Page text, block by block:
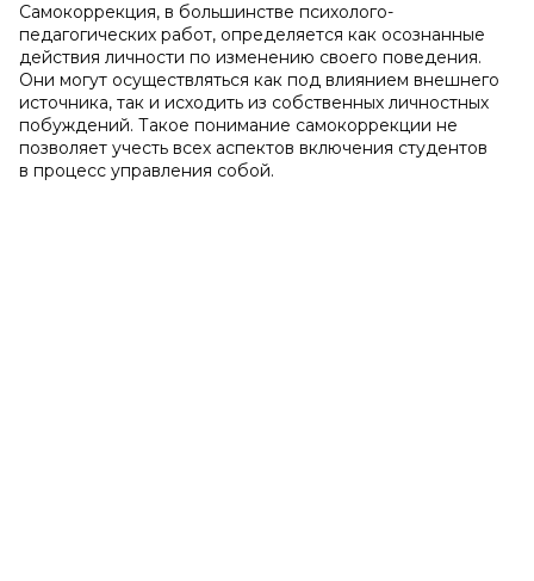
Самокоррекция, в большинстве психолого-
педагогических работ, определяется как осознанные
действия личности по изменению своего поведения.
Они могут осуществляться как под влиянием внешнего
источника, так и исходить из собственных личностных
побуждений. Такое понимание самокоррекции не
позволяет учесть всех аспектов включения студентов
в процесс управления собой.